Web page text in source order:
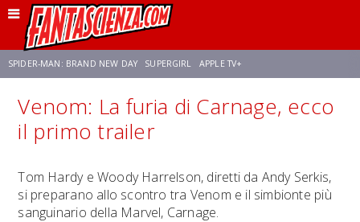
SPIDER-MAN: BRAND NEW DAY SUPERGIRL APPLE TV+
FRANCO RICCIARDIELLO ZENDAYA STAR TREK AVENGERS: DOOMSDAY
Venom: La furia di Carnage, ecco
il primo trailer
Tom Hardy e Woody Harrelson, diretti da Andy Serkis,
si preparano allo scontro tra Venom e il simbionte più
sanguinario della Marvel, Carnage.